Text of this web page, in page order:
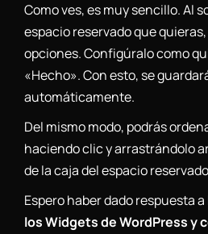
Como ves, es muy sencillo. Al
espacio reservado que
opciones. Configúralo como
«Hecho». Con esto, se
automáticamente.
Del mismo modo, podrás
haciendo clic y arrastrándolo
de la caja del espacio
Espero haber dado respuesta
los Widgets de WordPress y